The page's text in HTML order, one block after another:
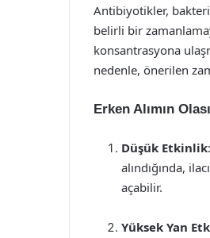
Antibiyotikler,
belirli bir
konsantrasyona
nedenle, önerilen
Erken Alımın
Düşük Etkinlik
alındığında,
açabilir.
Yüksek Yan